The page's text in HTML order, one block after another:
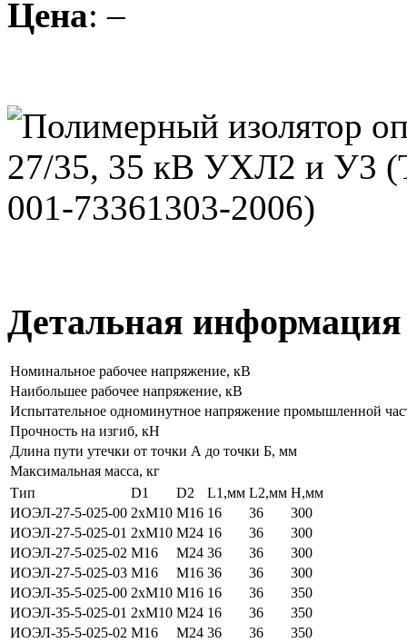
Цена: –
Детальная информация
Номинальное рабочее напряжение, кВ
Наибольшее рабочее напряжение, кВ
Испытательное одноминутное напряжение промышленной
Прочность на изгиб, кН
Длина пути утечки от точки А до точки Б, мм
Максимальная масса, кг
Тип
D1 D2 L1,мм L2,мм H,мм
ИОЭЛ-27-5-025-00 2xM10 M16 16 36
300
ИОЭЛ-27-5-025-01 2xM10 M24 16 36
300
ИОЭЛ-27-5-025-02 M16 M24 36 36
300
ИОЭЛ-27-5-025-03 М16 М16 36 36
300
ИОЭЛ-35-5-025-00 2xM10 М16 16 36
350
ИОЭЛ-35-5-025-01 2xM10 M24 16 36
350
ИОЭЛ-35-5-025-02 M16 M24 36 36
350